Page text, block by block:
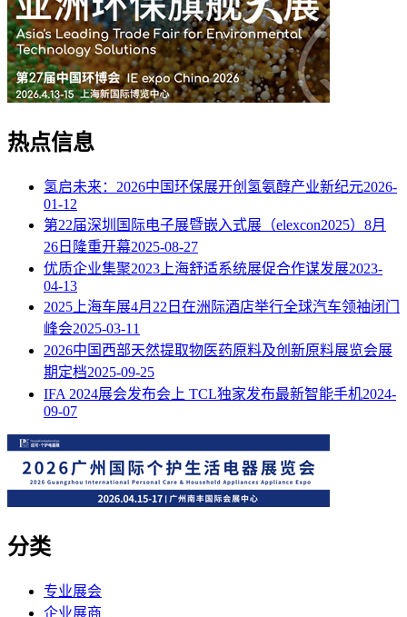
热点信息
氢启未来：2026中国环保展开创氢氨醇产业新纪元2026-
01-12
第22届深圳国际电子展暨嵌入式展（elexcon2025）8月
26日隆重开幕2025-08-27
优质企业集聚2023上海舒适系统展促合作谋发展2023-
04-13
2025上海车展4月22日在洲际酒店举行全球汽车领袖闭门
峰会2025-03-11
2026中国西部天然提取物医药原料及创新原料展览会展
期定档2025-09-25
IFA 2024展会发布会上 TCL独家发布最新智能手机2024-
09-07
分类
专业展会
企业展商